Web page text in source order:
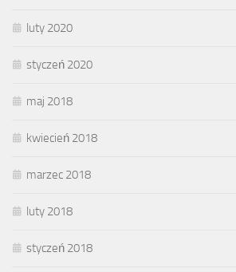
luty 2020
styczeń 2020
maj 2018
kwiecień 2018
marzec 2018
luty 2018
styczeń 2018